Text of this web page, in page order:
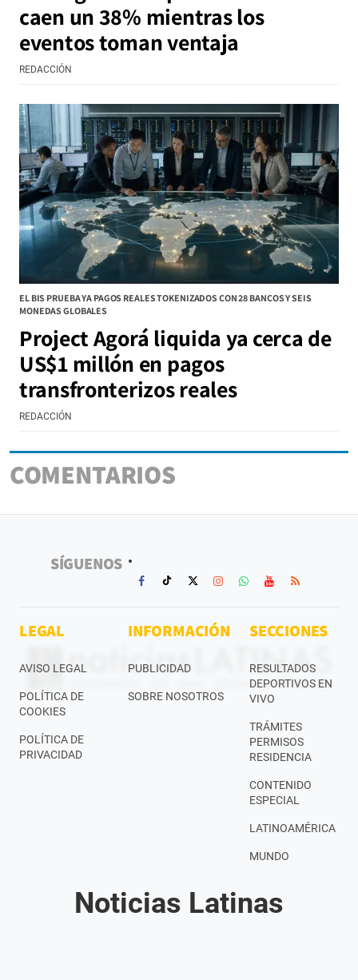
caen un 38% mientras los
eventos toman ventaja
REDACCIÓN
EL BIS PRUEBA YA PAGOS REALES TOKENIZADOS CON 28 BANCOS Y SEIS
MONEDAS GLOBALES
Project Agorá liquida ya cerca de
US$1 millón en pagos
transfronterizos reales
REDACCIÓN
COMENTARIOS
SÍGUENOS
LEGAL
AVISO LEGAL
POLÍTICA DE
COOKIES
POLÍTICA DE
PRIVACIDAD
INFORMACIÓN
PUBLICIDAD
SOBRE NOSOTROS
SECCIONES
RESULTADOS
DEPORTIVOS EN
VIVO
TRÁMITES
PERMISOS
RESIDENCIA
CONTENIDO
ESPECIAL
LATINOAMÉRICA
MUNDO
Noticias Latinas